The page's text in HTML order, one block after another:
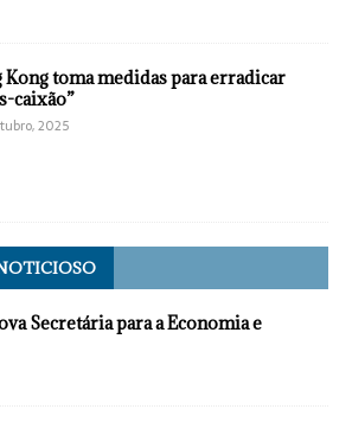
Kong toma medidas para erradicar
caixão”
2025
Secretária para a Economia e